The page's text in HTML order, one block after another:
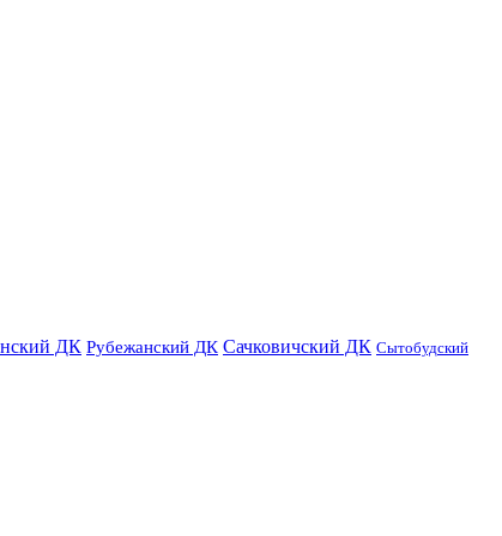
ДК Рубежанский ДК Сачковичский ДК Сытобудский